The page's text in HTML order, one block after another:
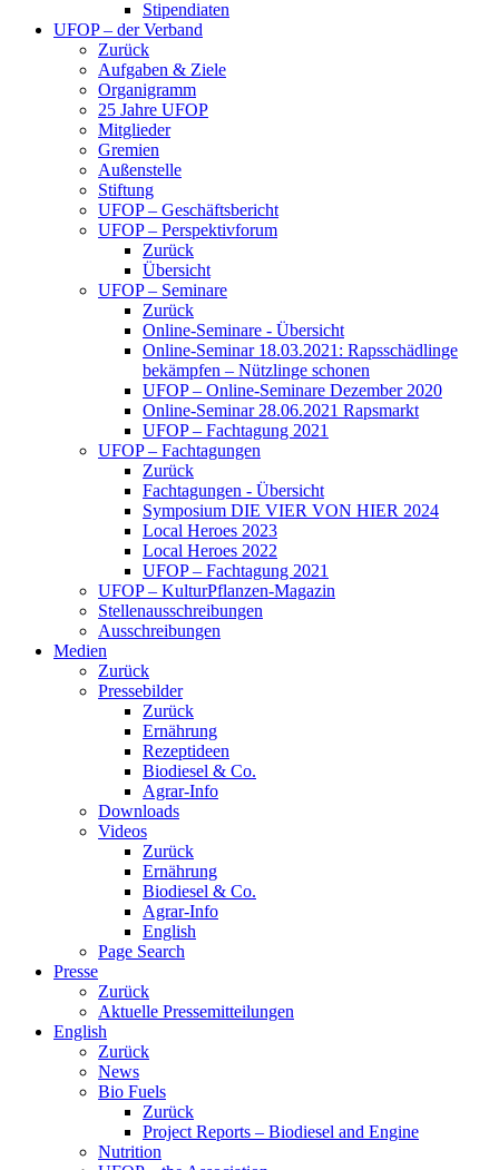
Stipendiaten
UFOP – der Verband
Zurück
Aufgaben & Ziele
Organigramm
25 Jahre UFOP
Mitglieder
Gremien
Außenstelle
Stiftung
UFOP – Geschäftsbericht
UFOP – Perspektivforum
Zurück
Übersicht
UFOP – Seminare
Zurück
Online-Seminare - Übersicht
Online-Seminar 18.03.2021: Rapsschädlinge
bekämpfen – Nützlinge schonen
UFOP – Online-Seminare Dezember 2020
Online-Seminar 28.06.2021 Rapsmarkt
UFOP – Fachtagung 2021
UFOP – Fachtagungen
Zurück
Fachtagungen - Übersicht
Symposium DIE VIER VON HIER 2024
Local Heroes 2023
Local Heroes 2022
UFOP – Fachtagung 2021
UFOP – KulturPflanzen-Magazin
Stellenausschreibungen
Ausschreibungen
Medien
Zurück
Pressebilder
Zurück
Ernährung
Rezeptideen
Biodiesel & Co.
Agrar-Info
Downloads
Videos
Zurück
Ernährung
Biodiesel & Co.
Agrar-Info
English
Page Search
Presse
Zurück
Aktuelle Pressemitteilungen
English
Zurück
News
Bio Fuels
Zurück
Project Reports – Biodiesel and Engine
Nutrition